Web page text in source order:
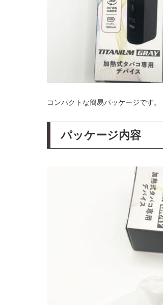
コンパクトな簡易パッケージです。
パッケージ内容